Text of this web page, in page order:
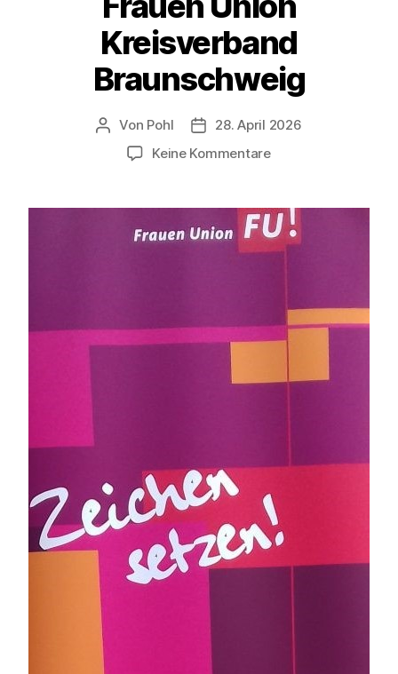
Kreisverband
Braunschweig
Beitragsautor
Von Pohl Beitragsdatum
28. April 2026
Keine Kommentarezu
Vorstandssitzung
der
Frauen
Braunschweig